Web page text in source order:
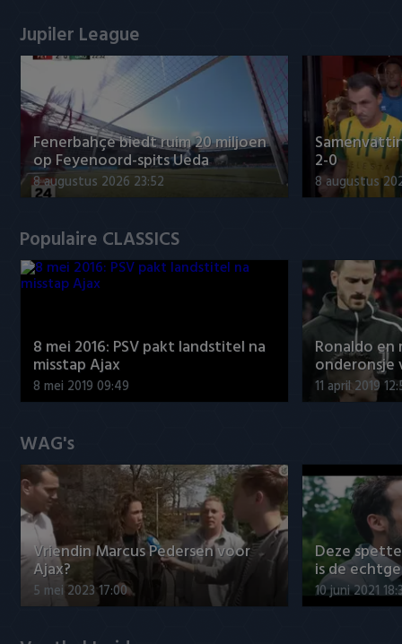
Jupiler League
Fenerbahçe biedt ruim 20 miljoen
op Feyenoord-spits Ueda
8 augustus 2026 23:52
2-0
8 augustus
Populaire CLASSICS
8 mei 2016: PSV pakt landstitel na
misstap Ajax
8 mei 2019 09:49
Ronaldo
onderonsje
11 april 2019
WAG's
Vriendin Marcus Pedersen voor
Ajax?
5 mei 2023 17:00
Deze
is de
10 juni 2021